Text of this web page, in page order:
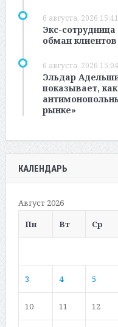
6 августа, 2026 15:41
Экс-
обман клиентов
6 августа, 2026 15:04
Эльдар
показывает,
рынке»
КАЛЕНДАРЬ
Август 2026
Пн
Вт Ср
3 4 5
10 11 12